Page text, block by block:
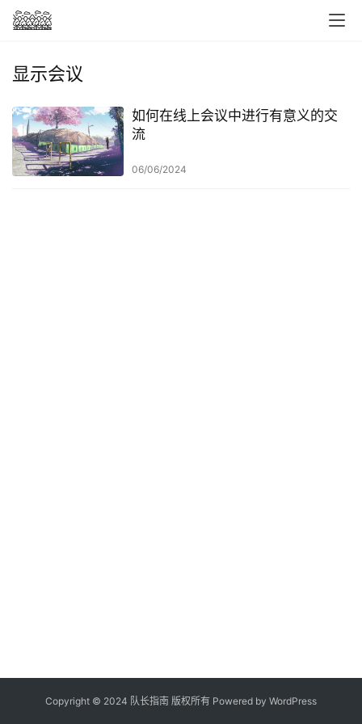
显示会议
如何在线上会议中进行有意义的交
流
06/06/2024
Copyright © 2024 队长指南 版权所有 Powered by WordPress